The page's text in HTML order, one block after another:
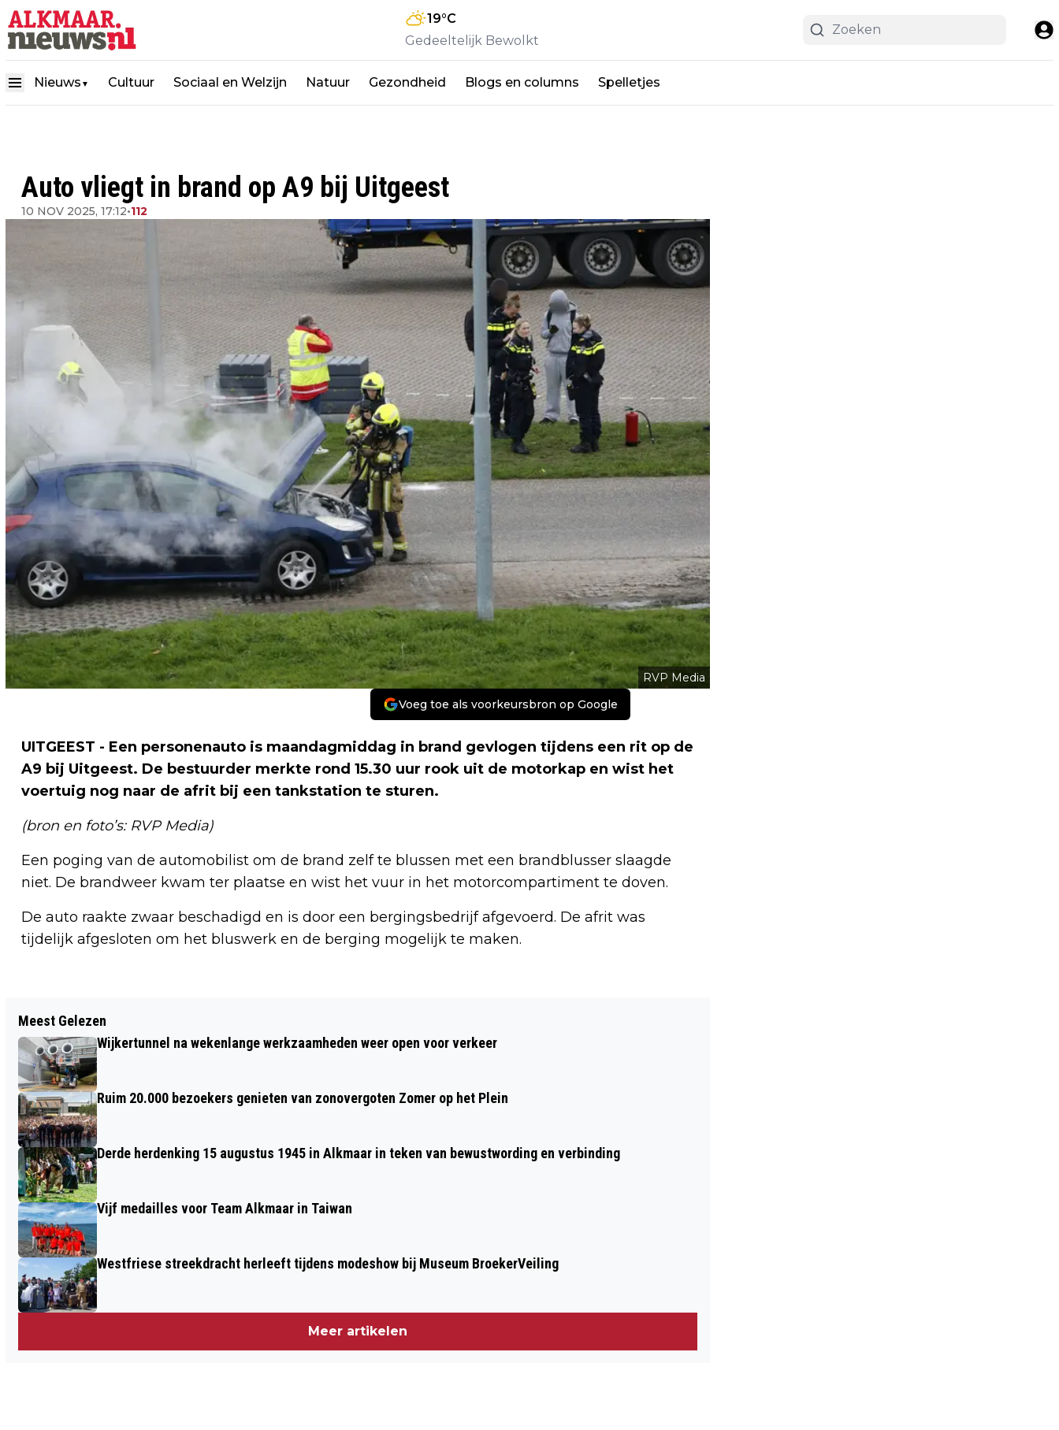
19°C
Gedeeltelijk Bewolkt
Nieuws ▼ Cultuur Sociaal en Welzijn Natuur Gezondheid Blogs en columns Spelletjes
Auto vliegt in brand op A9 bij Uitgeest
10 NOV 2025, 17:12•112
RVP Media
Voeg toe als voorkeursbron op Google
UITGEEST - Een personenauto is maandagmiddag in brand gevlogen tijdens een rit op de
A9 bij Uitgeest. De bestuurder merkte rond 15.30 uur rook uit de motorkap en wist het
voertuig nog naar de afrit bij een tankstation te sturen.
(bron en foto’s: RVP Media)
Een poging van de automobilist om de brand zelf te blussen met een brandblusser slaagde
niet. De brandweer kwam ter plaatse en wist het vuur in het motorcompartiment te doven.
De auto raakte zwaar beschadigd en is door een bergingsbedrijf afgevoerd. De afrit was
tijdelijk afgesloten om het bluswerk en de berging mogelijk te maken.
VAKANTIEWONING VERWOEST DOOR
BRAND OP VAKANTIEPARK EUROPARCS
RESORT DE RIJP
IN DUINGEBIED, POLITIE ONDERZOEKT
Meest Gelezen
Wijkertunnel na wekenlange werkzaamheden weer open voor verkeer
Ruim 20.000 bezoekers genieten van zonovergoten Zomer op het Plein
Derde herdenking 15 augustus 1945 in Alkmaar in teken van bewustwording en verbinding
Vijf medailles voor Team Alkmaar in Taiwan
Westfriese streekdracht herleeft tijdens modeshow bij Museum BroekerVeiling
Meer artikelen